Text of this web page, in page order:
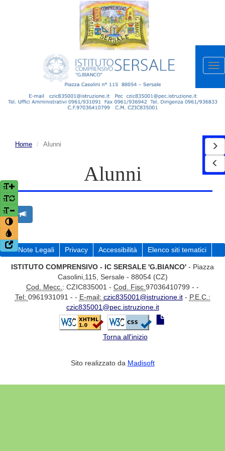
Home Alunni
Alunni
Note Legali Privacy Accessibilità Elenco siti tematici
ISTITUTO COMPRENSIVO - IC SERSALE 'G.BIANCO' - Piazza
Casolini,115, Sersale - 88054 (CZ)
Cod. Mecc.: CZIC835001 - Cod. Fisc.97036410799 - -
Tel: 0961931091 - - E-mail: czic835001@istruzione.it- P.E.C.:
czic835001@pec.istruzione.it
Torna all'inizio
Sito realizzato da Madisoft